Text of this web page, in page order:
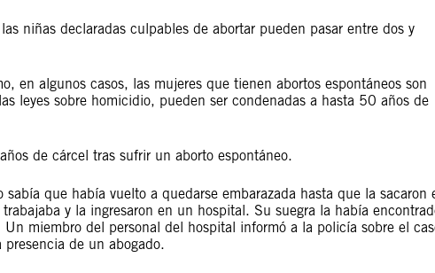
niñas declaradas culpables de abortar pueden pasar entre dos y
en algunos casos, las mujeres que tienen abortos espontáneos son
leyes sobre homicidio, pueden ser condenadas a hasta 50 años de
de cárcel tras sufrir un aborto espontáneo.
que había vuelto a quedarse embarazada hasta que la sacaron
y la ingresaron en un hospital. Su suegra la había
miembro del personal del hospital informó a la policía sobre el
presencia de un abogado.